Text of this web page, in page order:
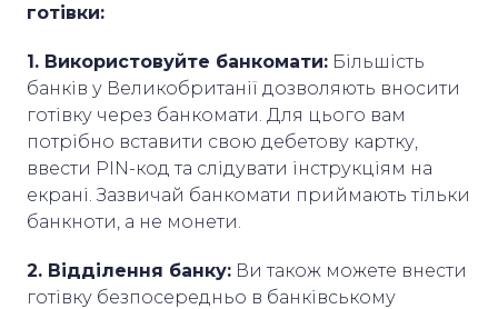
готівки:
1. Використовуйте банкомати: Більшість
банків у Великобританії дозволяють вносити
готівку через банкомати. Для цього вам
потрібно вставити свою дебетову картку,
ввести PIN-код та слідувати інструкціям на
екрані. Зазвичай банкомати приймають тільки
банкноти, а не монети.
2. Відділення банку: Ви також можете внести
готівку безпосередньо в банківському